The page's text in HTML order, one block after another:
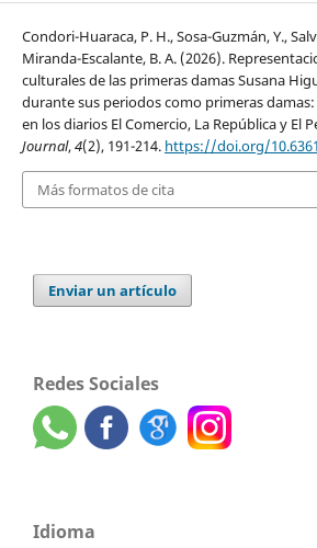
Condori-Huaraca, P. H., Sosa-Guzmán, Y.,
Miranda-Escalante, B. A. (2026).
culturales de las primeras damas Susana
durante sus periodos como primeras
en los diarios El Comercio, La República y El
Journal,4(2), 191-214. https://doi.org/
Más formatos de cita
Enviar un artículo
Redes Sociales
Idioma